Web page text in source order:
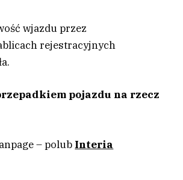
wjazdu przez
rejestracyjnych
pojazdu na rzecz
– polub Interia